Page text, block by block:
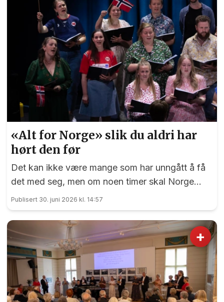
«Alt for Norge» slik du aldri har
hørt den før
Det kan ikke være mange som har unngått å få
det med seg, men om noen timer skal Norge
spille mot Elfenbenskysten i 16-delsfinalen i VM.
Publisert 30. juni 2026 kl. 14:57
+